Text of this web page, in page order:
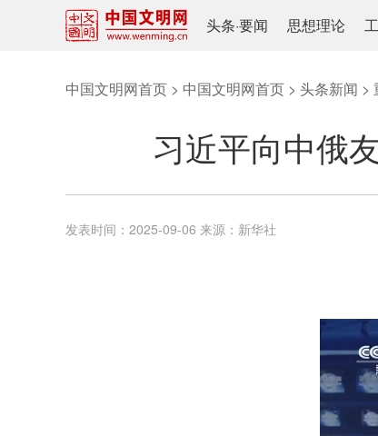
头条·要闻 思想理论
中国文明网首页 > 中国文明网首页 > 头条新闻 >
习近平向中俄
发表时间： 2025-09-06 来源： 新华社